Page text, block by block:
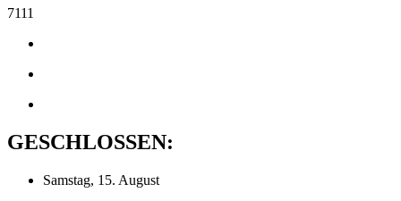
7111
GESCHLOSSEN:
Samstag, 15. August